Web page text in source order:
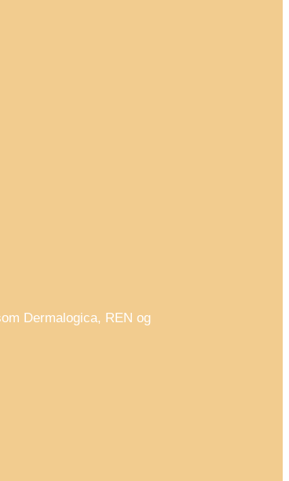
Dermalogica, REN og